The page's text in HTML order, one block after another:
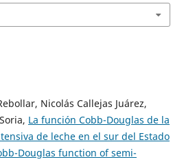
Nicolás Callejas Juárez,
La función Cobb-Douglas de la
de leche en el sur del Estado
Douglas function of semi-